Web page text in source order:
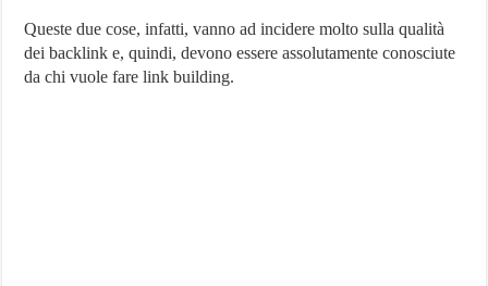
Queste due cose, infatti, vanno ad incidere molto sulla qualità
dei backlink e, quindi, devono essere assolutamente conosciute
da chi vuole fare link building.